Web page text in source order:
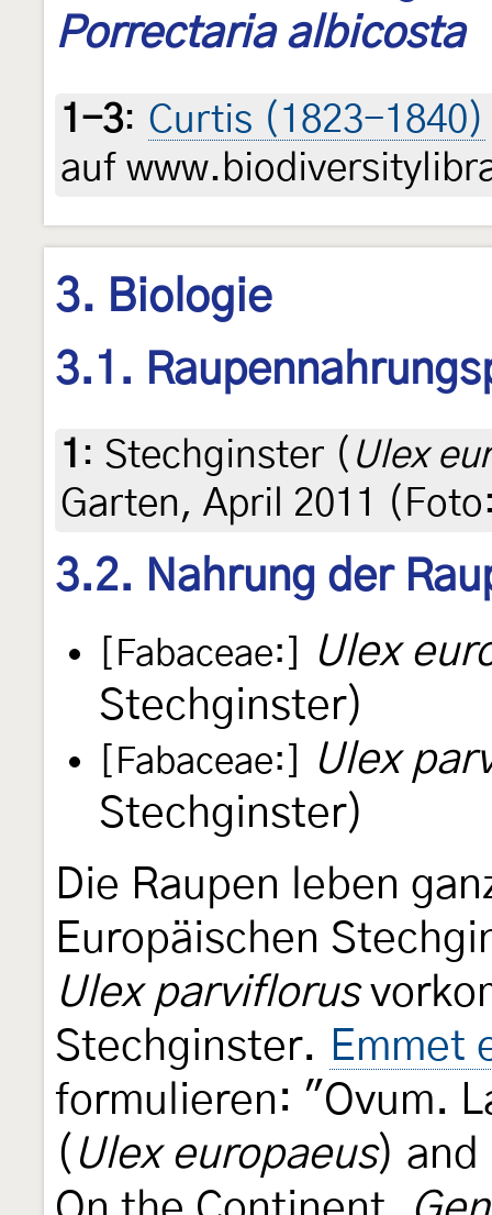
Porrectaria albicosta
1-3: Curtis (1823-1840)
auf
3. Biologie
3.1.
1 : Stechginster ( Ulex
Garten, April 2011
3.2. Nahrung der
[Fabaceae:]
Ulex
Stechginster)
[Fabaceae:]
Ulex
Stechginster)
Die Raupen leben
Europäischen
Ulex parviflorus
Stechginster. Emmet
formulieren: "Ovum.
( Ulex europaeus) and